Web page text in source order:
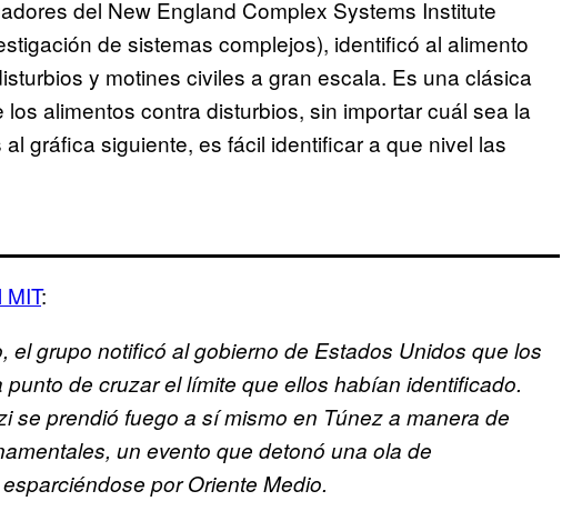
del New England Complex Systems Institute
de sistemas complejos), identificó al alimento
y motines civiles a gran escala. Es una clásica
alimentos contra disturbios, sin importar cuál sea la
gráfica siguiente, es fácil identificar a que nivel las
:
el grupo notificó al gobierno de Estados Unidos que los
de cruzar el límite que ellos habían identificado.
se prendió fuego a sí mismo en Túnez a manera de
un evento que detonó una ola de
por Oriente Medio.